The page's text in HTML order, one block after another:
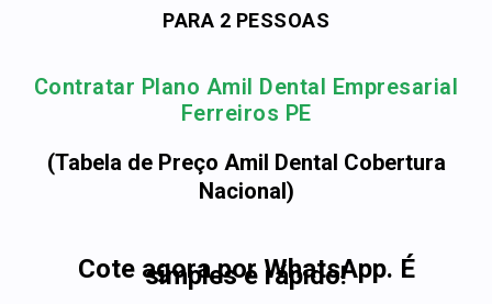
PARA 2 PESSOAS
Contratar Plano Amil Dental Empresarial
Ferreiros PE
(Tabela de Preço Amil Dental Cobertura
Nacional)
Cote agora por WhatsApp. É
simples e rápido!